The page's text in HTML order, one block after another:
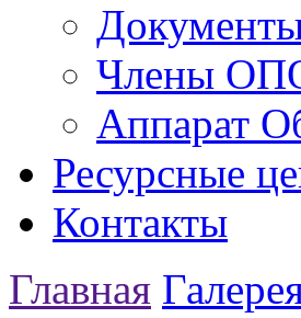
Члены
Аппарат
Ресурсные
Контакты
Главная